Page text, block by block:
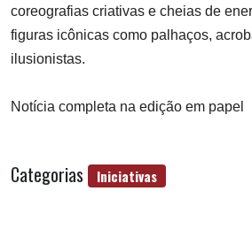
coreografias criativas e cheias de
figuras icônicas como palhaços,
ilusionistas.
Notícia completa na edição em papel
Categorias Iniciativas